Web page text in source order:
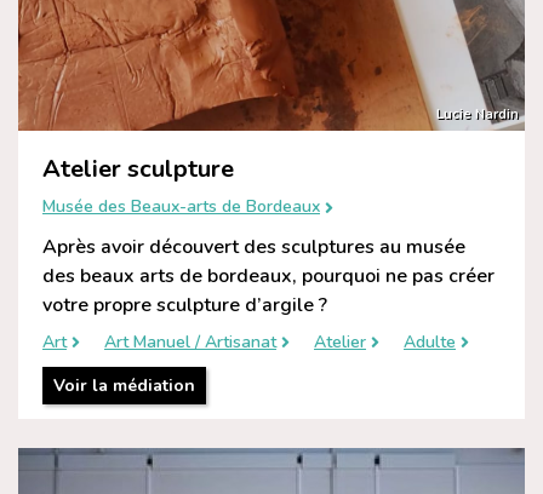
Lucie Nardin
Atelier sculpture
Musée des Beaux-arts de Bordeaux
Après avoir découvert des sculptures au musée
des beaux arts de bordeaux, pourquoi ne pas créer
votre propre sculpture d’argile ?
Art Art Manuel / Artisanat Atelier
Adulte
Voir la médiation